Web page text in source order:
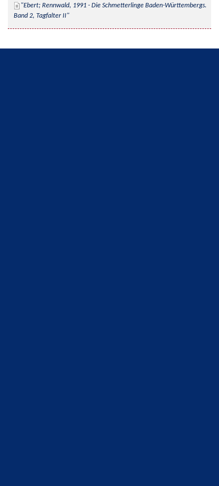
Ebert; Rennwald, 1991 - Die Schmetterlinge Baden-Württembergs.
Band 2, Tagfalter II